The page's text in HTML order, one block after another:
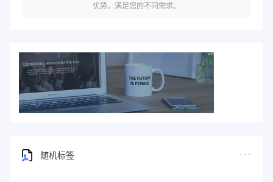
优势，满足您的不同需求。
随机标签